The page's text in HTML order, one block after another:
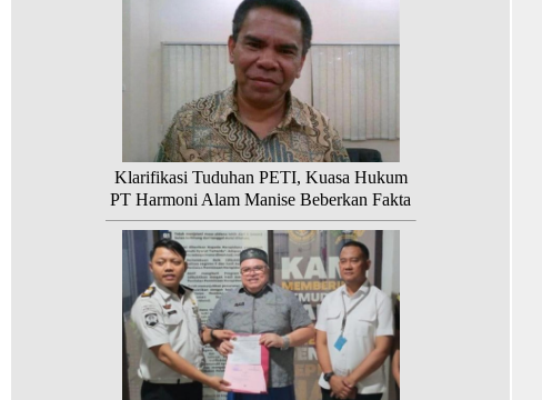
Klarifikasi Tuduhan PETI, Kuasa Hukum
PT Harmoni Alam Manise Beberkan Fakta